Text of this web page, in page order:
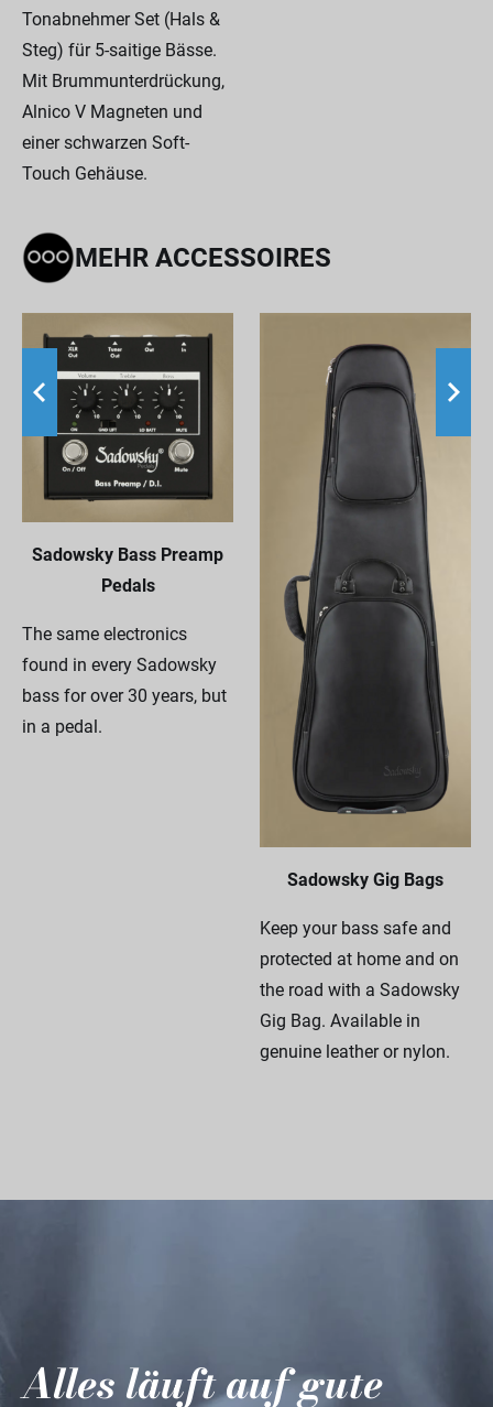
Tonabnehmer Set (Hals &
Steg) für 5-saitige Bässe.
Mit Brummunterdrückung,
Alnico V Magneten und
einer schwarzen Soft-
Touch Gehäuse.
MEHR ACCESSOIRES
Sadowsky Bass Preamp
Pedals
The same electronics
found in every Sadowsky
bass for over 30 years, but
in a pedal.
Sadowsky Gig Bags
Keep your bass safe and
protected at home and on
the road with a Sadowsky
Gig Bag. Available in
genuine leather or nylon.
Alles läuft auf gute